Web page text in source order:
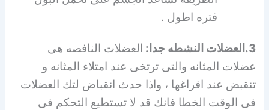
فتره اطول .
3.العضلات النشطه جدا:
العضلات النافصه هى
عضلات المثانه والتى ترتخى عند امتلاء المثانه و
تنقبض عند افراغها ، واذا حدث انقباض لتك العضلات
فى الوقت الخطا فانك قد لا تستطيع التحكم فى